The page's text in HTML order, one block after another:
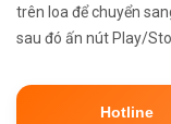
trên loa để chuyển
sau đó ấn nút Play/
Hotline